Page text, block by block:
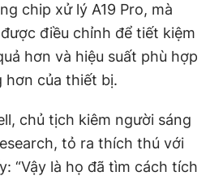
GP - BTTTT cấp ngày 24.3.2020
thuộc về Báo Thanh Niên. Cấm sao
không có sự chấp thuận bằng văn
JSC.
chip xử lý A19 Pro, mà
điều chỉnh để tiết kiệm
hơn và hiệu suất phù hợp
hơn của thiết bị.
chủ tịch kiêm người sáng
tỏ ra thích thú với
“Vậy là họ đã tìm cách tích